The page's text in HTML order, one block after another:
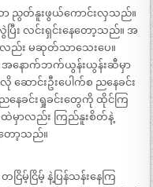
ာ ညွတ်နူးဖွယ်ကောင်းလှသည်။
း လင်းရှင်းနေတော့သည်။ အ
လည်း မဆုတ်သာသေးပေ။
အနောက်ဘက်ယွန်းယွန်းဆီမှာ
ဆောင်းဦးပေါက်စ ညနေခင်း
ေခင်းရှုခင်းတွေကို ထိုင်ကြ
ထဲမှာလည်း ကြည်နူးစိတ်နဲ့
ော့သည်။
ြိမ့်ငြိမ့် နဲ့ပြန်သန်းနေကြ